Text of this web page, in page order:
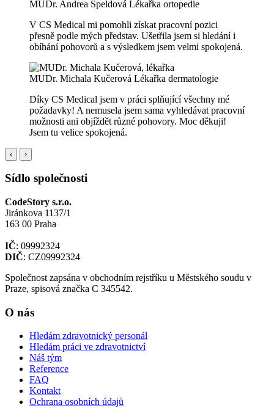
MUDr. Andrea Špeldová Lékařka ortopedie
V CS Medical mi pomohli získat pracovní pozici
přesně podle mých představ. Ušetřila jsem si hledání i
obíhání pohovorů a s výsledkem jsem velmi spokojená.
MUDr. Michala Kučerová Lékařka dermatologie
Díky CS Medical jsem v práci splňující všechny mé
požadavky! A nemusela jsem sama vyhledávat pracovní
možnosti ani objíždět různé pohovory. Moc děkuji!
Jsem tu velice spokojená.
‹ ›
Sídlo společnosti
CodeStory s.r.o.
Jiránkova 1137/1
163 00 Praha
IČ: 09992324
DIČ: CZ09992324
Společnost zapsána v obchodním rejstříku u Městského soudu v
Praze, spisová značka C 345542.
O nás
Hledám zdravotnický personál
Hledám práci ve zdravotnictví
Náš tým
Reference
FAQ
Kontakt
Ochrana osobních údajů